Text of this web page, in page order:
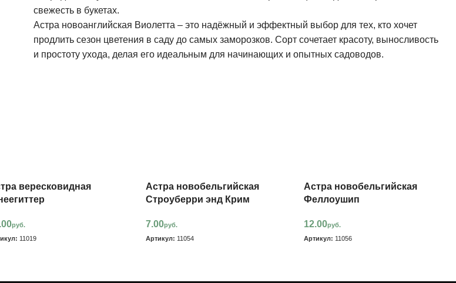
свежесть в букетах.
Астра новоанглийская Виолетта – это надёжный и эффектный выбор для тех, кто хочет
продлить сезон цветения в саду до самых заморозков. Сорт сочетает красоту, выносливость
и простоту ухода, делая его идеальным для начинающих и опытных садоводов.
вересковидная
руб.
11019
Астра новобельгийская
Строуберри энд Крим
7.00руб.
Артикул: 11054
Астра новобельгийская
Феллоушип
12.00руб.
Артикул: 11056